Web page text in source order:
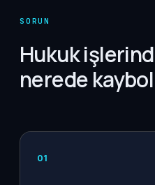
SORUN
Hukuk
nerede
01